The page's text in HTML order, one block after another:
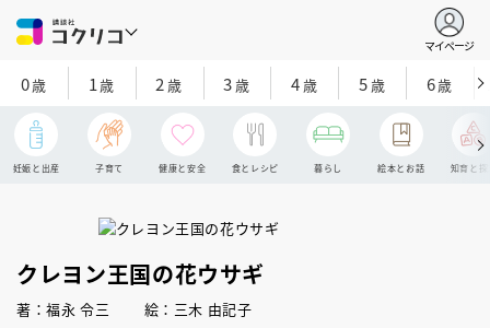
マイページ
0歳 1歳 2 歳 3歳 4歳 5歳 6歳
妊娠と出産 子育て 健康と安全 食とレシピ 暮らし 絵本とお話 知育と探
クレヨン王国の花ウサギ
著：福永 令三 絵：三木 由記子